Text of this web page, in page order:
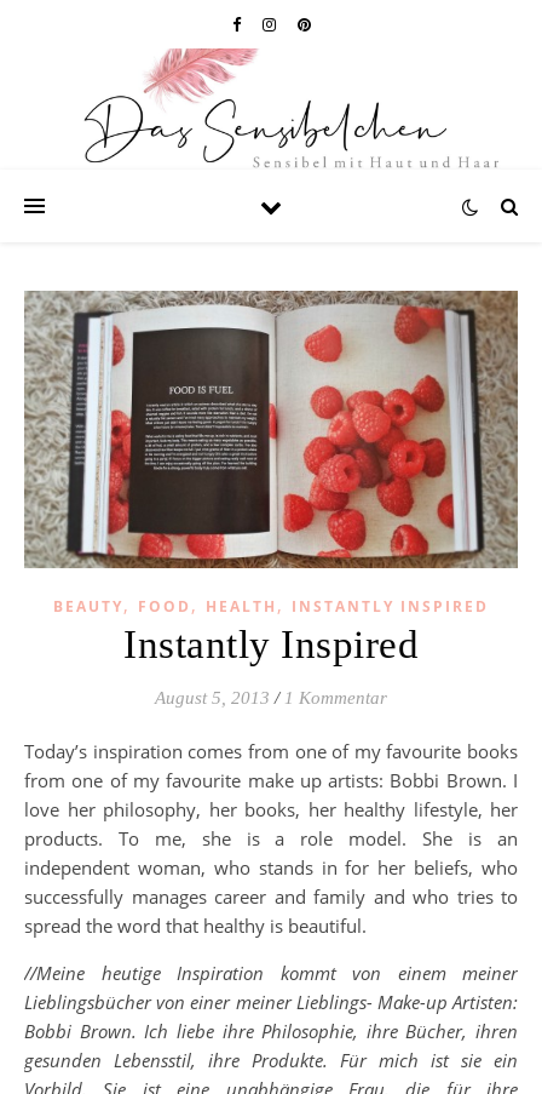
BEAUTY, FOOD , HEALTH , INSTANTLY INSPIRED
Instantly Inspired
August 5, 2013 / 1 Kommentar
Today’s inspiration comes from one of my favourite books
from one of my favourite make up artists: Bobbi Brown. I
love her philosophy, her books, her healthy lifestyle, her
products. To me, she is a role model. She is an
independent woman, who stands in for her beliefs, who
successfully manages career and family and who tries to
spread the word that healthy is beautiful.
//Meine heutige Inspiration kommt von einem meiner
Lieblingsbücher von einer meiner Lieblings- Make-up Artisten:
Bobbi Brown. Ich liebe ihre Philosophie, ihre Bücher, ihren
gesunden Lebensstil, ihre Produkte. Für mich ist sie ein